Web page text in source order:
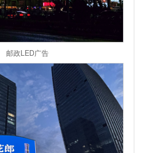
邮政LED广告